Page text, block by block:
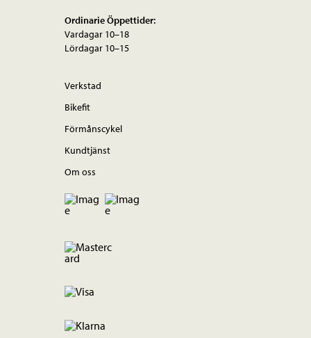
Ordinarie Öppettider:
Vardagar 10–18
Lördagar 10–15
Verkstad
Bikefit
Förmånscykel
Kundtjänst
Om oss